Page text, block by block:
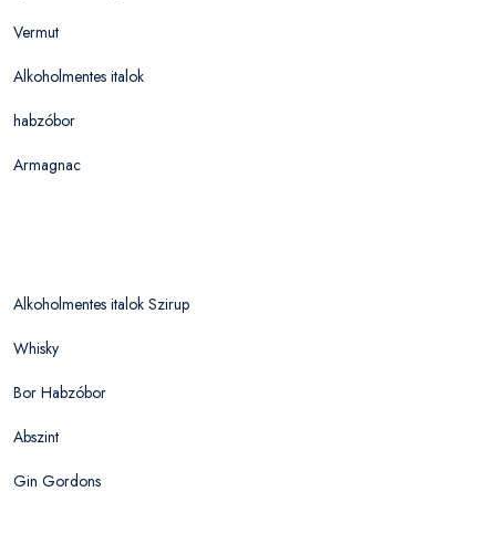
Vermut
Alkoholmentes italok
habzóbor
Armagnac
Alkoholmentes italok Szirup
Whisky
Bor Habzóbor
Abszint
Gin Gordons